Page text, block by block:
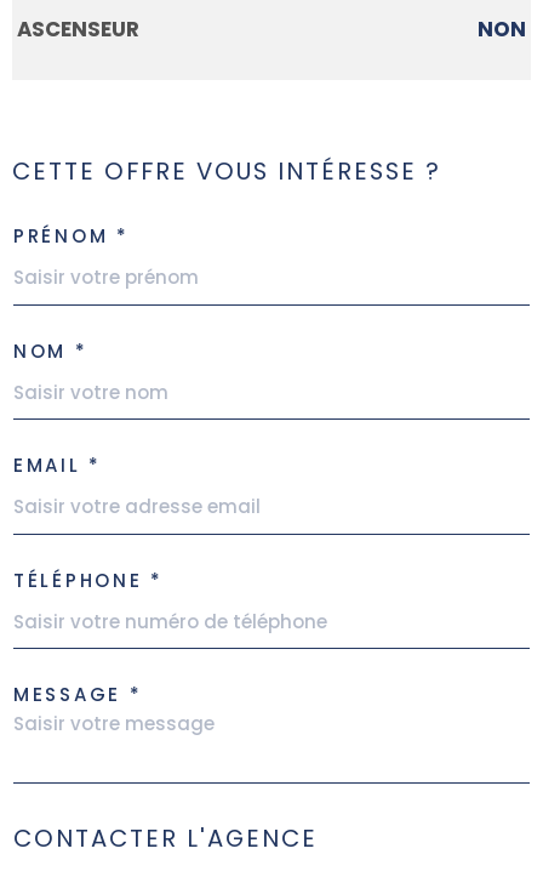
ASCENSEUR NON
CETTE OFFRE VOUS INTÉRESSE ?
PRÉNOM *
NOM *
EMAIL *
TÉLÉPHONE *
MESSAGE *
CONTACTER L'AGENCE